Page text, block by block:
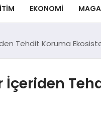
EKONOMI
Tehdit Koruma
İçeriden